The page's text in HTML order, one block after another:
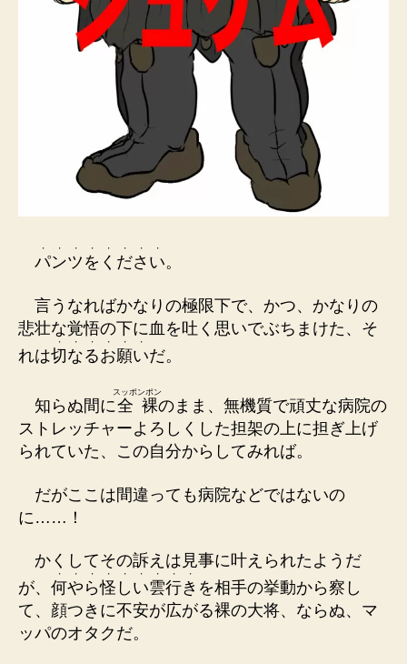
パ
・
ン
・
ツ
・
を
・
く
・
だ
・
さ
・
い
・
。
言うなればかなりの極限下で、かつ、かなりの
悲壮な覚悟の下に血を吐く思いでぶちまけた、そ
れは切
・
な
・
る
・
お
・
願
・
い
・
だ。
知らぬ間に全裸
スッポンポン
のまま、無機質で頑丈な病院の
ストレッチャーよろしくした担架の上に担ぎ上げ
られていた、この自分からしてみれば。
だがここは間違っても病院などではないの
に……！
かくしてその訴えは見事に叶えられたようだ
が、 何
・
や
・
ら
・
怪
・
し
・
い
・
雲
・
行
・
き
・
を相手の挙動から察し
て、顔つきに不安が広がる裸の大将、ならぬ、マ
ッパのオタクだ。